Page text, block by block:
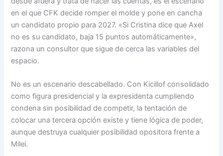
en el que CFK decide romper el molde y pone en cancha
un candidato propio para 2027. «Si Cristina dice que Axel
no es su candidato, baja 15 puntos automáticamente»,
razona un consultor que sigue de cerca las variables del
espacio.
No es un escenario descabellado. Con Kicillof consolidado
como figura presidencial y la expresidenta cumpliendo
condena sin posibilidad de competir, la tentación de
colocar una tercera opción existe y tiene lógica de poder,
aunque destruya cualquier posibilidad opositora frente a
Milei.